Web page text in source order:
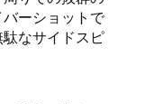
ーショットで
なサイドスピ